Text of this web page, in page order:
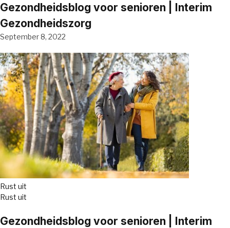
Gezondheidsblog voor senioren | Interim
Gezondheidszorg
September 8, 2022
Rust uit
Rust uit
Gezondheidsblog voor senioren | Interim